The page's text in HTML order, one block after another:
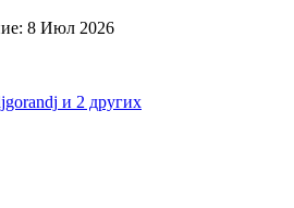
8 Июл 2026
и 2 других